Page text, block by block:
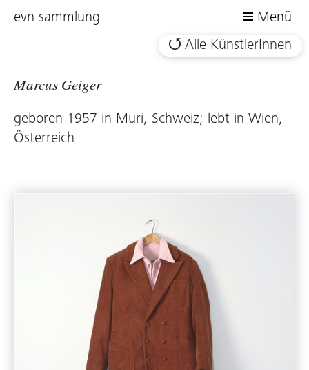
evn sammlung
Menü
Alle KünstlerInnen
Marcus Geiger
geboren 1957 in Muri, Schweiz; lebt in Wien,
Österreich